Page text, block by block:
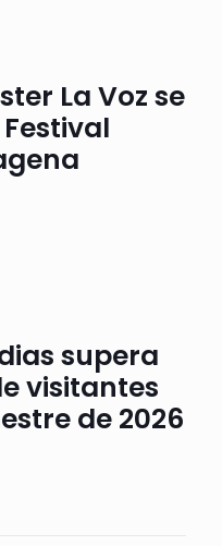
La Voz se
supera
visitantes
de 2026